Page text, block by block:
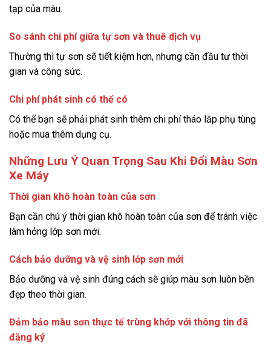
tạp của màu.
So sánh chi phí giữa tự sơn và thuê dịch vụ
Thường thì tự sơn sẽ tiết kiệm hơn, nhưng cần đầu tư thời
gian và công sức.
Chi phí phát sinh có thể có
Có thể bạn sẽ phải phát sinh thêm chi phí tháo lắp phụ tùng
hoặc mua thêm dụng cụ.
Những Lưu Ý Quan Trọng Sau Khi Đổi Màu Sơn
Xe Máy
Thời gian khô hoàn toàn của sơn
Bạn cần chú ý thời gian khô hoàn toàn của sơn để tránh việc
làm hỏng lớp sơn mới.
Cách bảo dưỡng và vệ sinh lớp sơn mới
Bảo dưỡng và vệ sinh đúng cách sẽ giúp màu sơn luôn bền
đẹp theo thời gian.
Đảm bảo màu sơn thực tế trùng khớp với thông tin đã
đăng ký